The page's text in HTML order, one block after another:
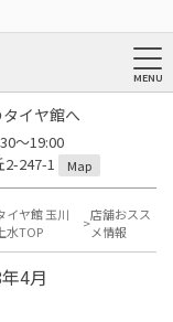
イヤ館へ
～19:00
247-1
Map
イヤ館 玉川
水TOP
店舗おスス
メ情報
4月